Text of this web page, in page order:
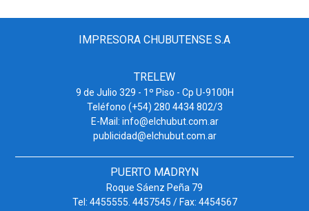
IMPRESORA CHUBUTENSE S.A
TRELEW
9 de Julio 329 - 1º Piso - Cp U-9100H
Teléfono (+54) 280 4434 802/3
E-Mail: info@elchubut.com.ar
publicidad@elchubut.com.ar
PUERTO MADRYN
Roque Sáenz Peña 79
Tel: 4455555. 4457545 / Fax: 4454567